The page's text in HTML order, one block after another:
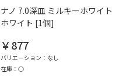
ナノ 7.0深皿 ミルキーホワイト
ホワイト [1個]
￥877
バリエーション：なし
在庫：○